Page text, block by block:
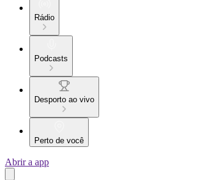
Rádio
Podcasts
Desporto ao vivo
Perto de você
Abrir a app